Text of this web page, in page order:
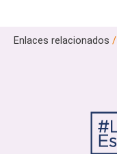
Enlaces relacionados /